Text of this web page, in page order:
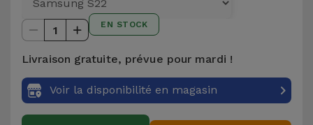
Autres
Marques
Voir
tout
et
Bracelets
Chaînes
de
Téléphone
1 EN STOCK
Livraison gratuite, prévue pour mardi !
Voir la disponibilité en magasin